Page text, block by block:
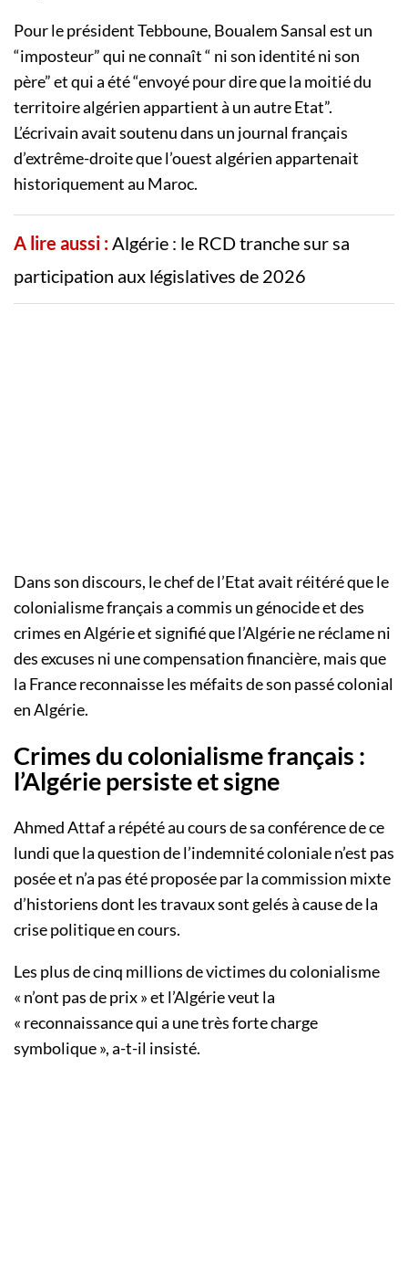
Pour le président Tebboune, Boualem Sansal est un
“imposteur” qui ne connaît “ ni son identité ni son
père” et qui a été “envoyé pour dire que la moitié du
territoire algérien appartient à un autre Etat”.
L’écrivain avait soutenu dans un journal français
d’extrême-droite que l’ouest algérien appartenait
historiquement au Maroc.
A lire aussi :Algérie : le RCD tranche sur sa
participation aux législatives de 2026
Dans son discours, le chef de l’Etat avait réitéré que le
colonialisme français a commis un génocide et des
crimes en Algérie et signifié que l’Algérie ne réclame ni
des excuses ni une compensation financière, mais que
la France reconnaisse les méfaits de son passé colonial
en Algérie.
Crimes du colonialisme français :
l’Algérie persiste et signe
Ahmed Attaf a répété au cours de sa conférence de ce
lundi que la question de l’indemnité coloniale n’est pas
posée et n’a pas été proposée par la commission mixte
d’historiens dont les travaux sont gelés à cause de la
crise politique en cours.
Les plus de cinq millions de victimes du colonialisme
« n’ont pas de prix » et l’Algérie veut la
« reconnaissance qui a une très forte charge
symbolique », a-t-il insisté.